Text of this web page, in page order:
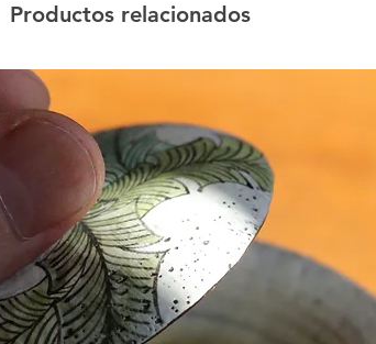
Productos relacionados